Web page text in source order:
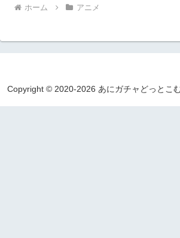
ホーム アニメ
Copyright © 2020-2026 あにガチャどっとこ